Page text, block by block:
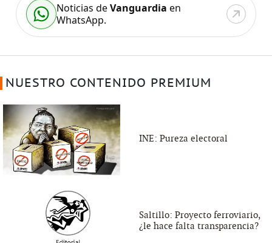
Noticias deVanguardia en
WhatsApp.
NUESTRO CONTENIDO PREMIUM
INE: Pureza electoral
Saltillo: Proyecto ferroviario,
¿le hace falta transparencia?